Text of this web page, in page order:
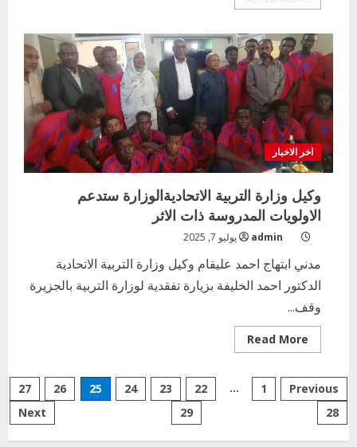
more
خطه
انتقاليه
للتعليم
اخر الاخبار
وكيل وزارة التربية الاتحاديةالوزارة ستدعم
الاولويات المدروسة ذات الاثر
admin يوليو 7, 2025
مدني ابتهاج احمد عليقام وكيل وزارة التربية الاتحادية
الدكتور احمد الخليفة بزيارة تفقدية لوزارة التربية بالجزيرة
وقف...
Read More
more
التربية
الاتحاديةالوزارة
المدروسة
Posts
pagination
Previous
1
…
22
23
24
25
26
27
28
29
Next
2
يعلن تخفيض الرسوم الدراسية لهذا العام
بنسبة15%
أغسطس 3, 2026
3
وزير التربية والتعليم بالولاية يدشن ورشة
تأهيل معلمي مادة اللغة الإنجليزية بمحلية
ودمدني الكبرى
4
اخر الاخبار الاخبار
مدير إدارة الجودة و التطوير الإداري
بوزارة التربية تشارك الملتقي التنسيقي
الأول لمديري الجودة بالولايات
يوليو 29, 2026
5 يوليو 29, 2026